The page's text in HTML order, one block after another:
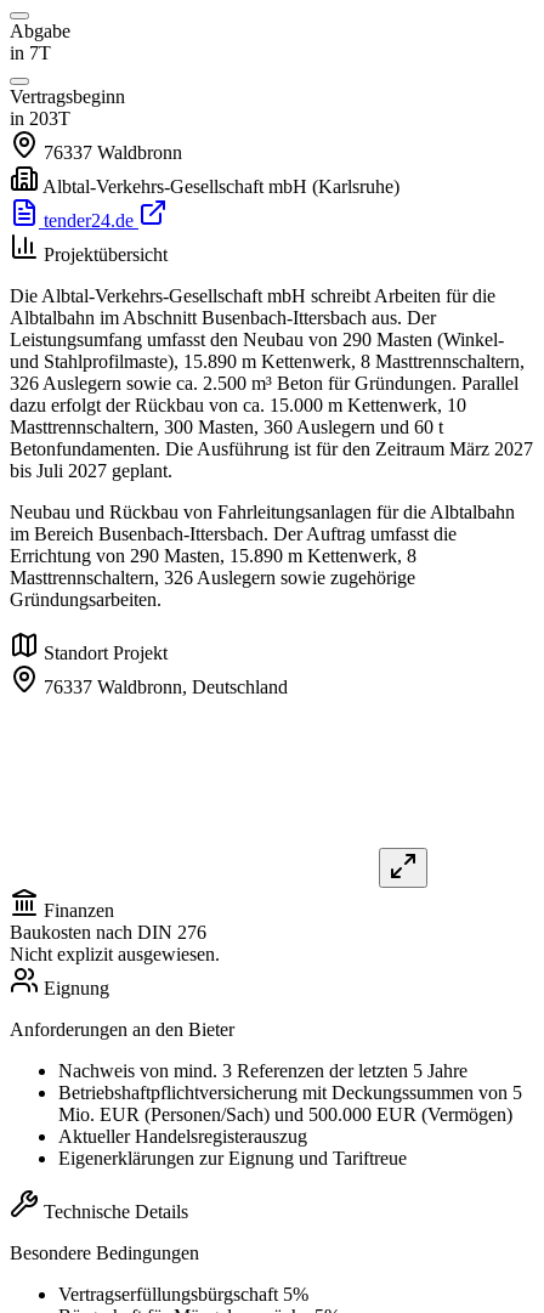
Abgabe
in 7T
Vertragsbeginn
in 203T
76337 Waldbronn
Albtal-Verkehrs-Gesellschaft mbH (Karlsruhe)
tender24.de
Projektübersicht
Die Albtal-Verkehrs-Gesellschaft mbH schreibt Arbeiten für die
Albtalbahn im Abschnitt Busenbach-Ittersbach aus. Der
Leistungsumfang umfasst den Neubau von 290 Masten (Winkel-
und Stahlprofilmaste), 15.890 m Kettenwerk, 8 Masttrennschaltern,
326 Auslegern sowie ca. 2.500 m³ Beton für Gründungen. Parallel
dazu erfolgt der Rückbau von ca. 15.000 m Kettenwerk, 10
Masttrennschaltern, 300 Masten, 360 Auslegern und 60 t
Betonfundamenten. Die Ausführung ist für den Zeitraum März 2027
bis Juli 2027 geplant.
Neubau und Rückbau von Fahrleitungsanlagen für die Albtalbahn
im Bereich Busenbach-Ittersbach. Der Auftrag umfasst die
Errichtung von 290 Masten, 15.890 m Kettenwerk, 8
Masttrennschaltern, 326 Auslegern sowie zugehörige
Gründungsarbeiten.
Standort Projekt
76337 Waldbronn, Deutschland
Finanzen
Baukosten nach DIN 276
Nicht explizit ausgewiesen.
Eignung
Anforderungen an den Bieter
Nachweis von mind. 3 Referenzen der letzten 5 Jahre
Betriebshaftpflichtversicherung mit Deckungssummen von 5
Mio. EUR (Personen/Sach) und 500.000 EUR (Vermögen)
Aktueller Handelsregisterauszug
Eigenerklärungen zur Eignung und Tariftreue
Technische Details
Besondere Bedingungen
Vertragserfüllungsbürgschaft 5%